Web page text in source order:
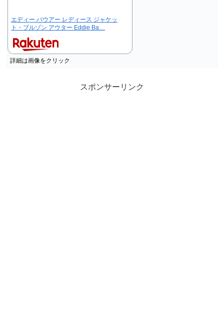
エディー バウアー レディース ジャケッ
ト・ブルゾン アウター Eddie Ba…
詳細は画像をクリック
スポンサーリンク